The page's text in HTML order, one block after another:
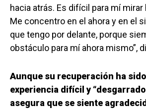
hacia atrás. Es difícil para mí mirar
Me concentro en el ahora y en el
que tengo por delante, porque
obstáculo para mí ahora mismo”,
Aunque su recuperación ha
experiencia difícil y
asegura que se siente